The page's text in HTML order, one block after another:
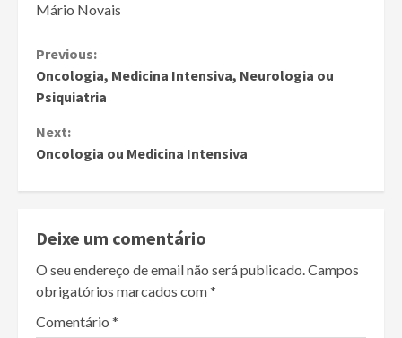
Mário Novais
Continue
Reading
Previous:
Oncologia, Medicina Intensiva, Neurologia ou
Psiquiatria
Next:
Oncologia ou Medicina Intensiva
Deixe um comentário
O seu endereço de email não será publicado.Campos
obrigatórios marcados com*
Comentário *